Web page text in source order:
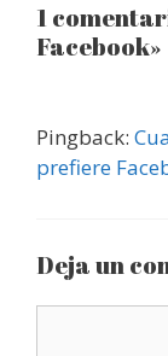
1
Facebook»
Pingback:
prefiere
Deja un